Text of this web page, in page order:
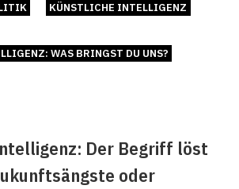
KÜNSTLICHE INTELLIGENZ
WAS BRINGST DU UNS?
Der Begriff löst
oder